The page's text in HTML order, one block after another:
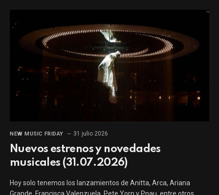
NEW MUSIC FRIDAY 31 julio 2026
Nuevos estrenos y novedades
musicales (31.07.2026)
Hoy solo tenemos los lanzamientos de Anitta, Arca, Ariana